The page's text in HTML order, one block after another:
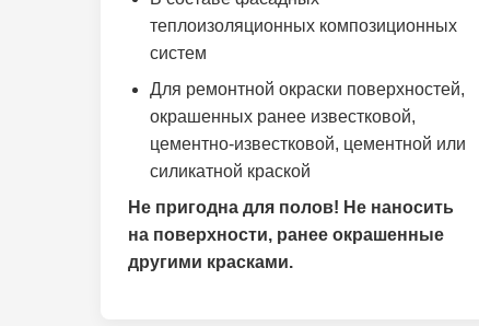
теплоизоляционных композиционных
систем
Для ремонтной окраски поверхностей,
окрашенных ранее известковой,
цементно-известковой, цементной или
силикатной краской
Не пригодна для полов! Не наносить
на поверхности, ранее окрашенные
другими красками.